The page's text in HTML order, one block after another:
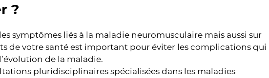
?
symptômes liés à la maladie neuromusculaire mais aussi sur
de votre santé est important pour éviter les complications qui
de la maladie.
pluridisciplinaires spécialisées dans les maladies